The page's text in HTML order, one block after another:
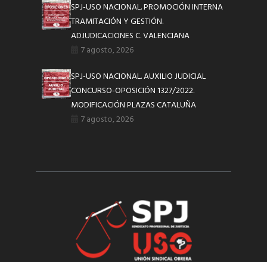
SPJ-USO NACIONAL. PROMOCIÓN INTERNA
TRAMITACIÓN Y GESTIÓN.
ADJUDICACIONES C. VALENCIANA
7 agosto, 2026
SPJ-USO NACIONAL. AUXILIO JUDICIAL
CONCURSO-OPOSICIÓN 1327/2022.
MODIFICACIÓN PLAZAS CATALUÑA
7 agosto, 2026